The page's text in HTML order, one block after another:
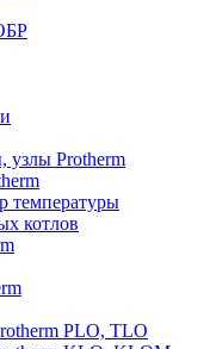
узлы Protherm
температуры
котлов
PLO, TLO